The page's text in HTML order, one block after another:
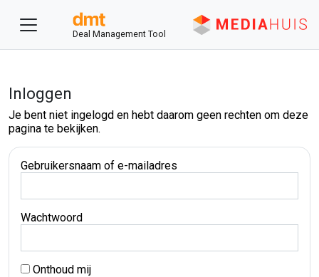
Deal Management Tool
Inloggen
Je bent niet ingelogd en hebt daarom geen rechten om deze
pagina te bekijken.
Gebruikersnaam of e-mailadres
Wachtwoord
Onthoud mij